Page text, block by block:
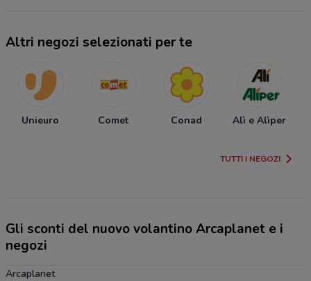
Altri negozi selezionati per te
Unieuro Comet Conad Alì e Alìper
TUTTI I NEGOZI
Gli sconti del nuovo volantino Arcaplanet e i
negozi
Arcaplanet